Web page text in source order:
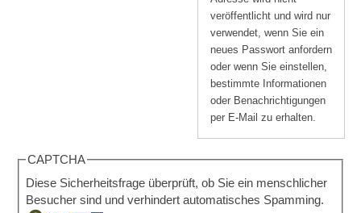
veröffentlicht und wird nur
verwendet, wenn Sie ein
neues Passwort anfordern
oder wenn Sie einstellen,
bestimmte Informationen
oder Benachrichtigungen
per E-Mail zu erhalten.
CAPTCHA
Diese Sicherheitsfrage überprüft, ob Sie ein menschlicher
Besucher sind und verhindert automatisches Spamming.